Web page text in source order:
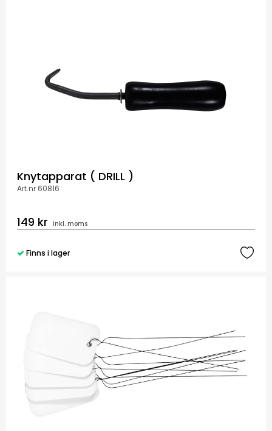
Knytapparat ( DRILL )
Art.nr 60816
149 kr inkl. moms
Finns i lager